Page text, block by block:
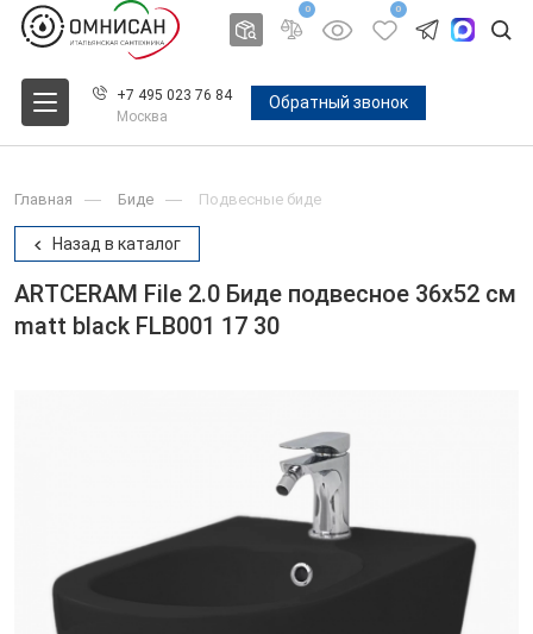
0 0
+7 495 023 76 84
Москва
Обратный звонок
Главная Биде Подвесные биде
Назад в каталог
ARTCERAM File 2.0 Биде подвесное 36х52 см
matt black FLB001 17 30